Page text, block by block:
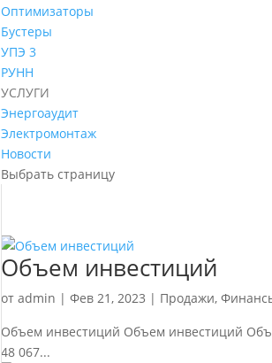
Оптимизаторы
Бустеры
УПЭ 3
РУНН
УСЛУГИ
Энергоаудит
Электромонтаж
Новости
Выбрать страницу
Объем инвестиций
отadmin |Фев 21, 2023 | Продажи,
Объем инвестиций Объем инвестиций
48 067...